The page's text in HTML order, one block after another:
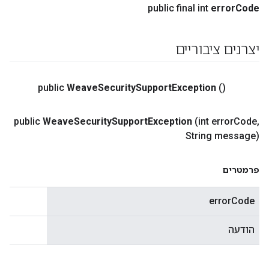
public final int errorCode
יצרנים ציבוריים
public WeaveSecuritySupportException ()
public WeaveSecuritySupportException (int errorCode,
String message)
פרמטרים
errorCode
הודעה